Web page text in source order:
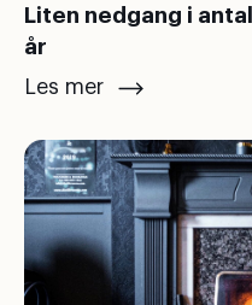
Liten nedgang i
år
Les mer